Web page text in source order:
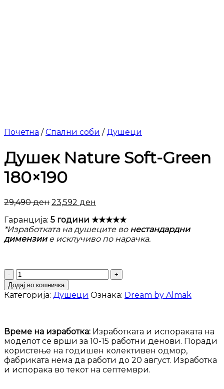
Почетна / Спални соби / Душеци
Душек Nature Soft-Green
180×190
29,490ден 23,592 ден
Гаранција: 5 години ★★★★★
*Изработката на душеците во нестандардни
димензиие исклучиво по нарачка.
Душек
Nature
Soft-
Green
Додај во кошничка
Категорија: Душеци Ознака: Dream by Almak
Време на изработка: Изработката и испораката на
моделот се врши за 10-15 работни денови. Поради
користење на годишен колективен одмор,
фабриката нема да работи до 20 август. Изработка
и испорака во текот на септември.